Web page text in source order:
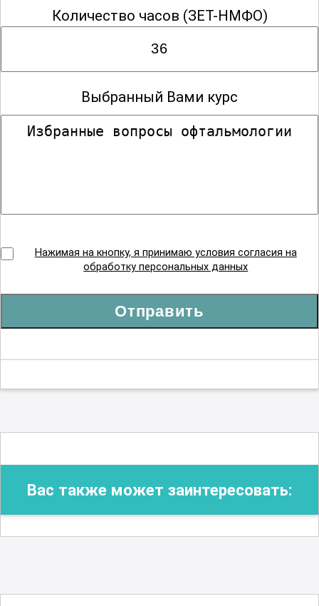
Количество часов (ЗЕТ-НМФО)
Выбранный Вами курс
Нажимая на кнопку, я принимаю условия согласия на
обработку персональных данных
Отправить
Вас также может заинтересовать: